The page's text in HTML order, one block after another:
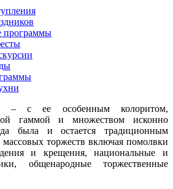
программы
– с ее особенным колоритом,
гаммой и множеством исконно
была и остается традиционным
торжеств включая помолвки
и крещения, национальные и
общенародные торжественные